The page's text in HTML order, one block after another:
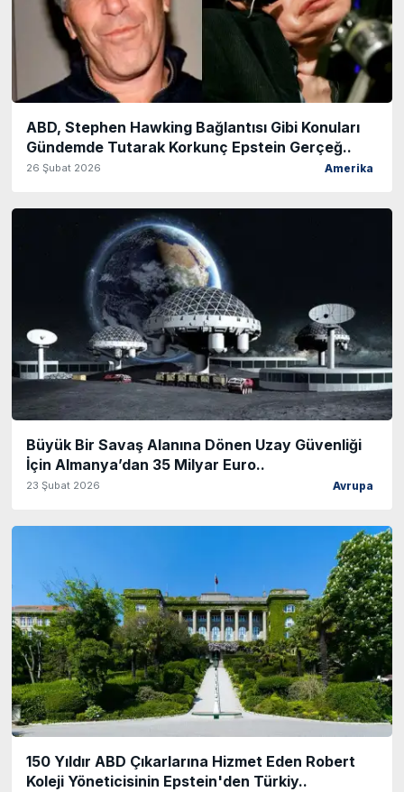
ABD, Stephen Hawking Bağlantısı Gibi Konuları
Gündemde Tutarak Korkunç Epstein Gerçeğ..
26 Şubat 2026 Amerika
Büyük Bir Savaş Alanına Dönen Uzay Güvenliği
İçin Almanya’dan 35 Milyar Euro..
23 Şubat 2026 Avrupa
150 Yıldır ABD Çıkarlarına Hizmet Eden Robert
Koleji Yöneticisinin Epstein'den Türkiy..